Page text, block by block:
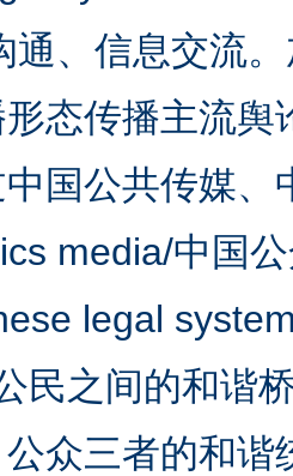
通、信息交流
态传播主流
国公共传媒
media/中国
legal
民之间的和谐
众三者的和谐